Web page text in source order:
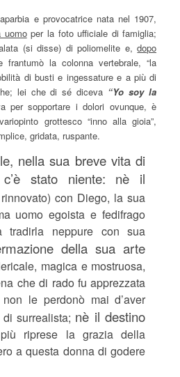
e provocatrice nata nel 1907,
uomoper la foto ufficiale di famiglia;
(si disse) di poliomelite e,dopo
frantumò la colonna vertebrale, “la
di busti e ingessature e a più di
lei che di sé diceva “Yo soy la
per sopportare i dolori ovunque, è
grottesco “inno alla gioia”,
gridata, ruspante.
nella sua breve vita di
stato niente:
nè il
con Diego, la sua
uomo egoista e fedifrago
neppure con sua
della sua arte
magica e mostruosa,
che di rado fu apprezzata
le perdonò mai d’aver
di surrealista; nè il destino
riprese la grazia della
a questa donna di godere